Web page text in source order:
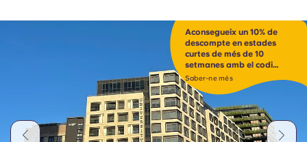
Portuguese
Aconsegueix un 10% de
descompte en estades
curtes de més de 10
setmanes amb el codi
SHORT10*
Saber-ne més